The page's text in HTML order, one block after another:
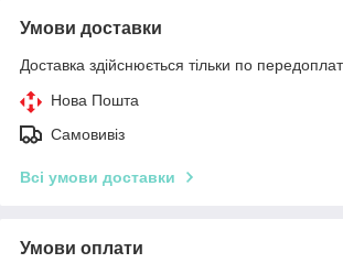
Умови доставки
Доставка здійснюється тільки по
Нова Пошта
Самовивіз
Всі умови доставки
Умови оплати